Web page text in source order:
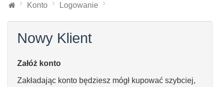
Konto Logowanie
Nowy Klient
Załóż konto
Zakładając konto będziesz mógł kupować szybciej,